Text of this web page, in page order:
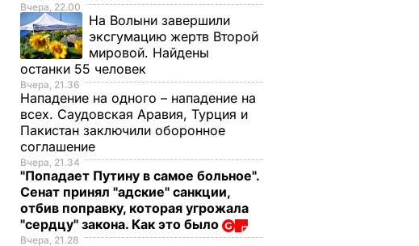
Вчера, 22.00
На Волыни завершили
эксгумацию жертв Второй
мировой. Найдены
останки 55 человек
Вчера, 21.36
Нападение на одного – нападение на
всех. Саудовская Аравия, Турция и
Пакистан заключили оборонное
соглашение
Вчера, 21.34
"Попадает Путину в самое больное".
Сенат принял "адские" санкции,
отбив поправку, которая угрожала
"сердцу" закона. Как это было
Вчера, 21.28